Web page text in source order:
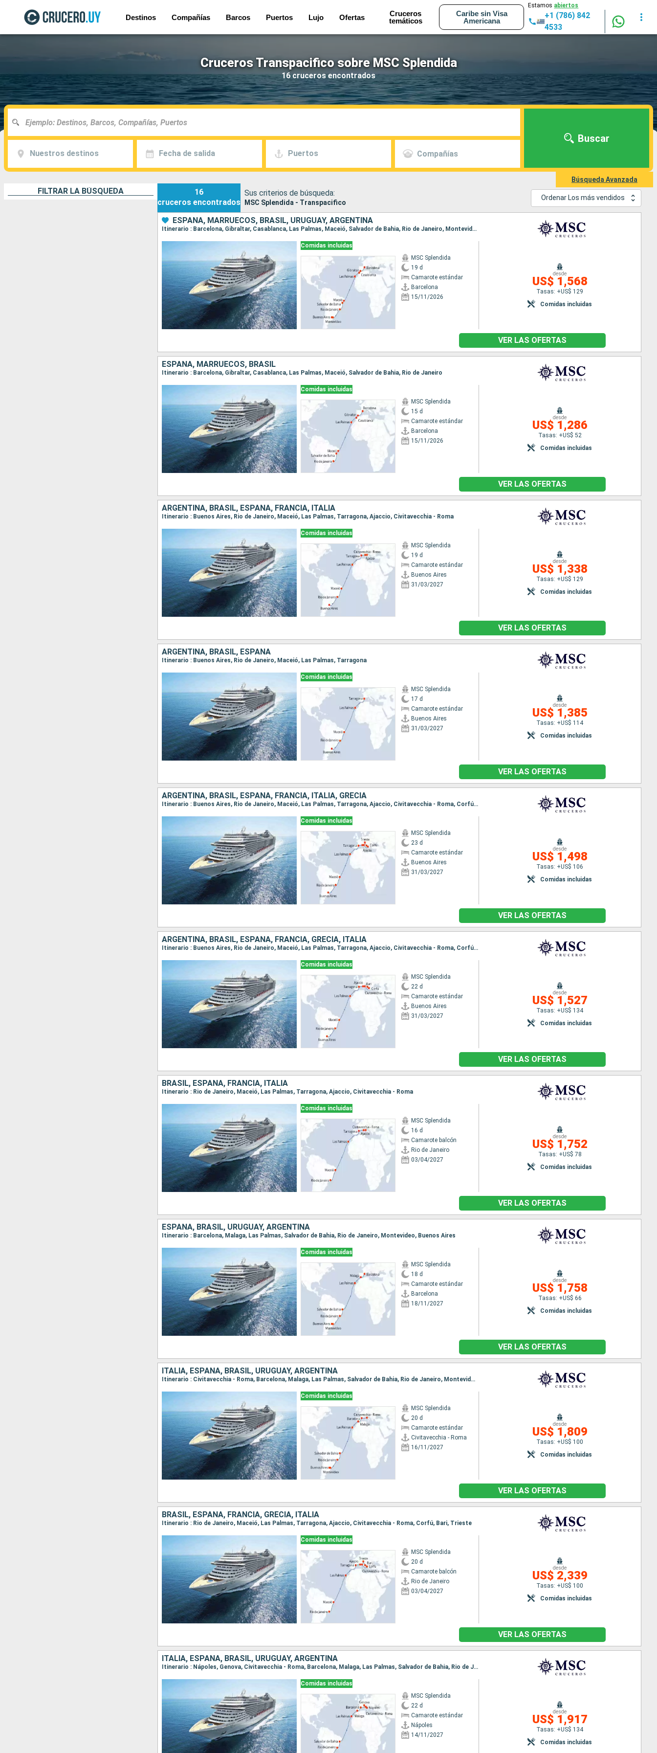
Destinos Compañías Barcos Puertos Lujo Ofertas
Cruceros
temáticos
Caribe sin Visa
Americana
Estamos abiertos
+1 (786) 842
4533
Cruceros Transpacifico sobre MSC Splendida
16 cruceros encontrados
Nuestros destinos Fecha de salida Puertos Compañías
Buscar
Búsqueda Avanzada
FILTRAR LA BÚSQUEDA
16
cruceros encontrados
Sus criterios de búsqueda:
MSC Splendida - Transpacifico
Ordenar Los más vendidos
ESPAÑA, MARRUECOS, BRASIL, URUGUAY, ARGENTINA
Itinerario : Barcelona, Gibraltar, Casablanca, Las Palmas, Maceió, Salvador de Bahia, Rio de Janeiro, Montevideo, Buenos Aires
Comidas incluidas
MSC Splendida
19 d
Camarote estándar
Barcelona
15/11/2026
desde
US$ 1,568
Tasas: +US$ 129
Comidas incluidas
VER LAS OFERTAS
ESPAÑA, MARRUECOS, BRASIL
Itinerario : Barcelona, Gibraltar, Casablanca, Las Palmas, Maceió, Salvador de Bahia, Rio de Janeiro
Comidas incluidas
MSC Splendida
15 d
Camarote estándar
Barcelona
15/11/2026
desde
US$ 1,286
Tasas: +US$ 52
Comidas incluidas
VER LAS OFERTAS
ARGENTINA, BRASIL, ESPAÑA, FRANCIA, ITALIA
Itinerario : Buenos Aires, Rio de Janeiro, Maceió, Las Palmas, Tarragona, Ajaccio, Civitavecchia - Roma
Comidas incluidas
MSC Splendida
19 d
Camarote estándar
Buenos Aires
31/03/2027
desde
US$ 1,338
Tasas: +US$ 129
Comidas incluidas
VER LAS OFERTAS
ARGENTINA, BRASIL, ESPAÑA
Itinerario : Buenos Aires, Rio de Janeiro, Maceió, Las Palmas, Tarragona
Comidas incluidas
MSC Splendida
17 d
Camarote estándar
Buenos Aires
31/03/2027
desde
US$ 1,385
Tasas: +US$ 114
Comidas incluidas
VER LAS OFERTAS
ARGENTINA, BRASIL, ESPAÑA, FRANCIA, ITALIA, GRECIA
Itinerario : Buenos Aires, Rio de Janeiro, Maceió, Las Palmas, Tarragona, Ajaccio, Civitavecchia - Roma, Corfú, Bari, Trieste
Comidas incluidas
MSC Splendida
23 d
Camarote estándar
Buenos Aires
31/03/2027
desde
US$ 1,498
Tasas: +US$ 106
Comidas incluidas
VER LAS OFERTAS
ARGENTINA, BRASIL, ESPAÑA, FRANCIA, GRECIA, ITALIA
Itinerario : Buenos Aires, Rio de Janeiro, Maceió, Las Palmas, Tarragona, Ajaccio, Civitavecchia - Roma, Corfú, Bari
Comidas incluidas
MSC Splendida
22 d
Camarote estándar
Buenos Aires
31/03/2027
desde
US$ 1,527
Tasas: +US$ 134
Comidas incluidas
VER LAS OFERTAS
BRASIL, ESPAÑA, FRANCIA, ITALIA
Itinerario : Rio de Janeiro, Maceió, Las Palmas, Tarragona, Ajaccio, Civitavecchia - Roma
Comidas incluidas
MSC Splendida
16 d
Camarote balcón
Rio de Janeiro
03/04/2027
desde
US$ 1,752
Tasas: +US$ 78
Comidas incluidas
VER LAS OFERTAS
ESPAÑA, BRASIL, URUGUAY, ARGENTINA
Itinerario : Barcelona, Malaga, Las Palmas, Salvador de Bahia, Rio de Janeiro, Montevideo, Buenos Aires
Comidas incluidas
MSC Splendida
18 d
Camarote estándar
Barcelona
18/11/2027
desde
US$ 1,758
Tasas: +US$ 66
Comidas incluidas
VER LAS OFERTAS
ITALIA, ESPAÑA, BRASIL, URUGUAY, ARGENTINA
Itinerario : Civitavecchia - Roma, Barcelona, Malaga, Las Palmas, Salvador de Bahia, Rio de Janeiro, Montevideo, Buenos Aires
Comidas incluidas
MSC Splendida
20 d
Camarote estándar
Civitavecchia - Roma
16/11/2027
desde
US$ 1,809
Tasas: +US$ 100
Comidas incluidas
VER LAS OFERTAS
BRASIL, ESPAÑA, FRANCIA, GRECIA, ITALIA
Itinerario : Rio de Janeiro, Maceió, Las Palmas, Tarragona, Ajaccio, Civitavecchia - Roma, Corfú, Bari, Trieste
Comidas incluidas
MSC Splendida
20 d
Camarote balcón
Rio de Janeiro
03/04/2027
desde
US$ 2,339
Tasas: +US$ 100
Comidas incluidas
VER LAS OFERTAS
ITALIA, ESPAÑA, BRASIL, URUGUAY, ARGENTINA
Itinerario : Nápoles, Genova, Civitavecchia - Roma, Barcelona, Malaga, Las Palmas, Salvador de Bahia, Rio de Janeiro, Montevideo, Buenos Aires
Comidas incluidas
MSC Splendida
22 d
Camarote estándar
Nápoles
14/11/2027
desde
US$ 1,917
Tasas: +US$ 134
Comidas incluidas